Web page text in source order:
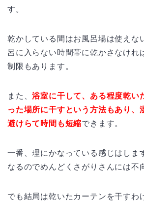
す。
乾かしている間はお風呂場は使えな
呂に入らない時間帯に乾かさなけれ
制限もあります。
また、浴室に干して、ある程度乾い
った場所に干すという方法もあり、
避けらて時間も短縮できます。
一番、理にかなっている感じはしま
なるのでめんどくさがりさんには不
でも結局は乾いたカーテンを干すわ